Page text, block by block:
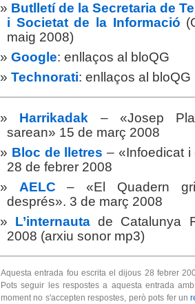
Butlletí de la Secretaria de
i Societat de la Informació
maig 2008)
Google: enllaços al bloQG
Technorati: enllaços al bloQG
Harrikadak – «Josep
sarean» 15 de març 2008
Bloc de lletres – «Infoedicat i
28 de febrer 2008
AELC
– «El Quadern
després». 3 de març 2008
L’internauta de Catalunya
2008 (arxiu sonor mp3)
Aquesta entrada fou escrita el dijous 28 febrer
Pots seguir les respostes a aquesta entrada
moment no s'accepten respostes, però pots fer un